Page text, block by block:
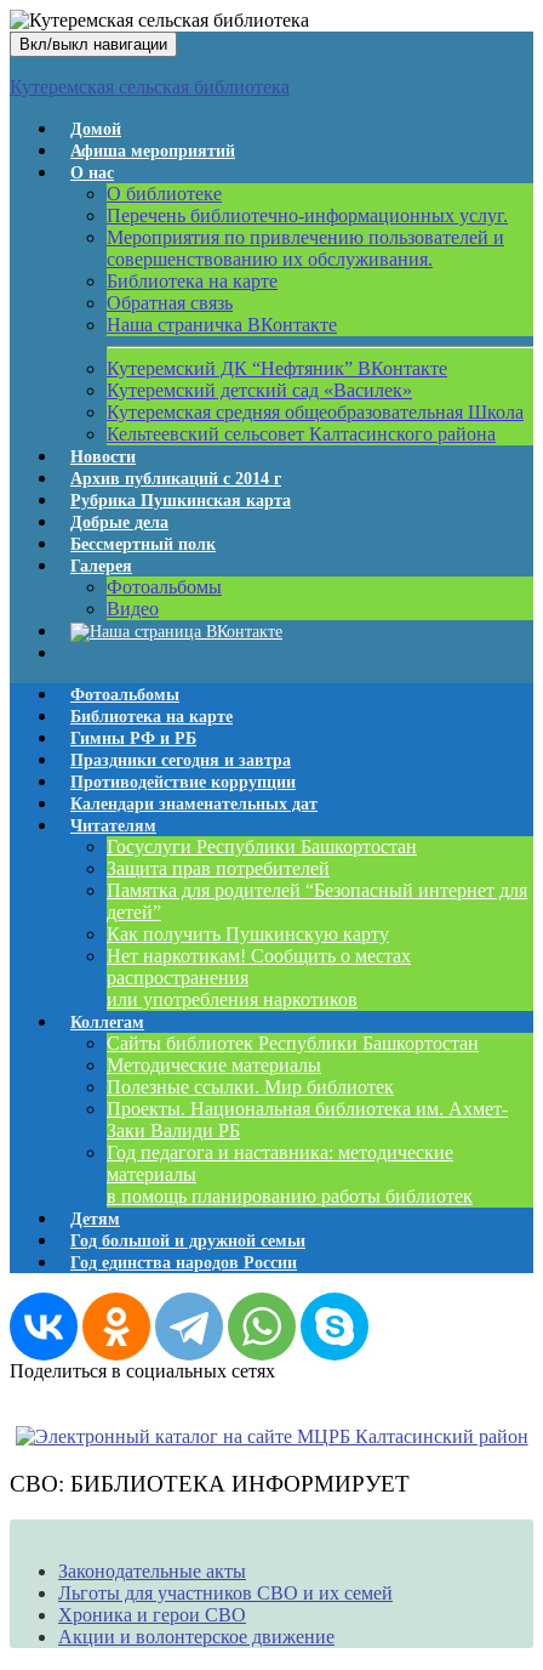
Вкл/выкл навигации
Кутеремская сельская библиотека
Домой
Афиша мероприятий
О нас
О библиотеке
Перечень библиотечно-информационных услуг.
Мероприятия по привлечению пользователей и
совершенствованию их обслуживания.
Библиотека на карте
Обратная связь
Наша страничка ВКонтакте
Кутеремский ДК “Нефтяник” ВКонтакте
Кутеремский детский сад «Василек»
Кутеремская средняя общеобразовательная Школа
Кельтеевский сельсовет Калтасинского района
Новости
Архив публикаций с 2014 г
Рубрика Пушкинская карта
Добрые дела
Бессмертный полк
Галерея
Фотоальбомы
Видео
Фотоальбомы
Библиотека на карте
Гимны РФ и РБ
Праздники сегодня и завтра
Противодействие коррупции
Календари знаменательных дат
Читателям
Госуслуги Республики Башкортостан
Защита прав потребителей
Памятка для родителей “Безопасный интернет для
детей”
Как получить Пушкинскую карту
Нет наркотикам! Сообщить о местах
распространения
или употребления наркотиков
Коллегам
Сайты библиотек Республики Башкортостан
Методические материалы
Полезные ссылки. Мир библиотек
Проекты. Национальная библиотека им. Ахмет-
Заки Валиди РБ
Год педагога и наставника: методические
материалы
в помощь планированию работы библиотек
Детям
Год большой и дружной семьи
Год единства народов России
Поделиться в социальных сетях
СВО: БИБЛИОТЕКА ИНФОРМИРУЕТ
Законодательные акты
Льготы для участников СВО и их семей
Хроника и герои СВО
Акции и волонтерское движение